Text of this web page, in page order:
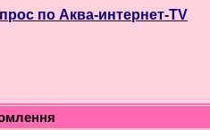
по Аква-интернет-TV